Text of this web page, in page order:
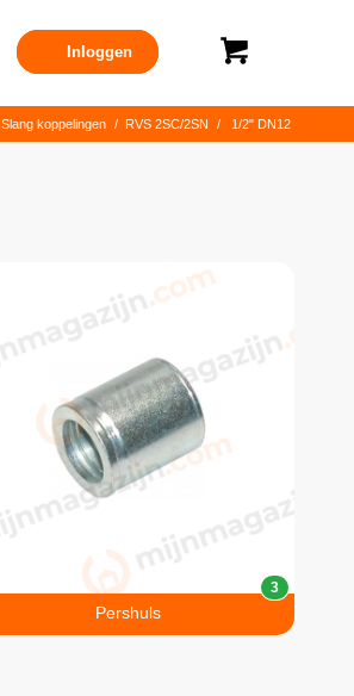
Inloggen
Slang koppelingen / RVS 2SC/2SN / 1/2" DN12
Pershuls
3